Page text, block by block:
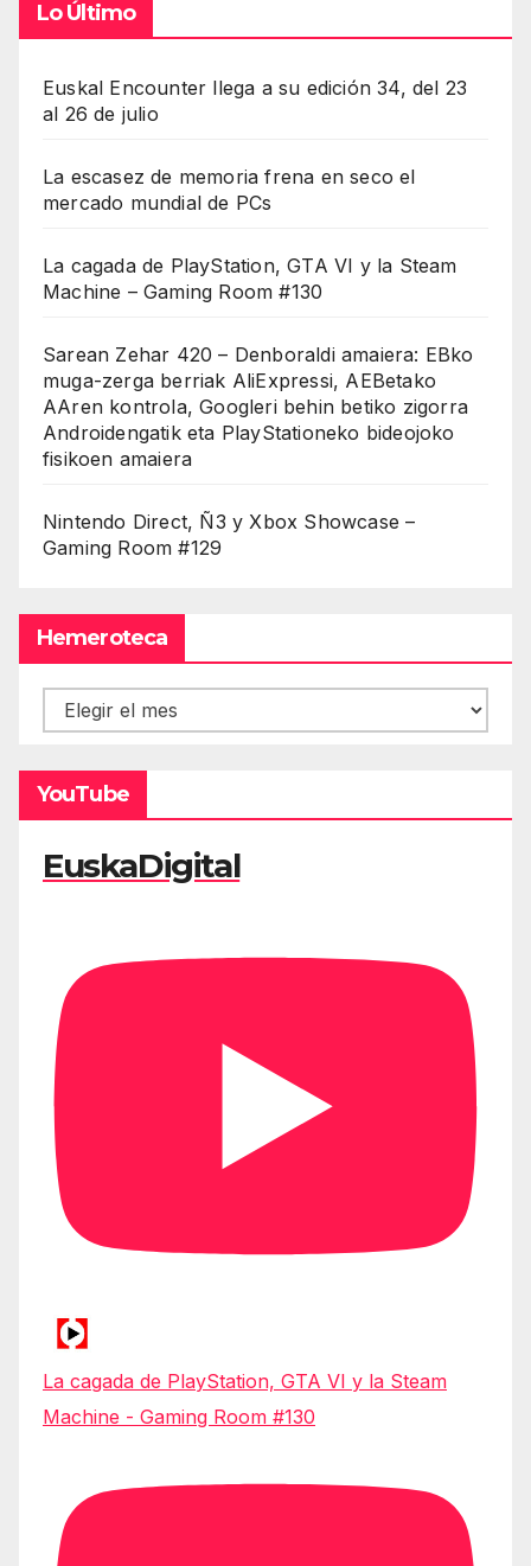
Lo Último
Euskal Encounter llega a su edición 34, del 23
al 26 de julio
La escasez de memoria frena en seco el
mercado mundial de PCs
La cagada de PlayStation, GTA VI y la Steam
Machine – Gaming Room #130
Sarean Zehar 420 – Denboraldi amaiera: EBko
muga-zerga berriak AliExpressi, AEBetako
AAren kontrola, Googleri behin betiko zigorra
Androidengatik eta PlayStationeko bideojoko
fisikoen amaiera
Nintendo Direct, Ñ3 y Xbox Showcase –
Gaming Room #129
Hemeroteca
Hemeroteca
YouTube
EuskaDigital
La cagada de PlayStation, GTA VI y la Steam
Machine - Gaming Room #130